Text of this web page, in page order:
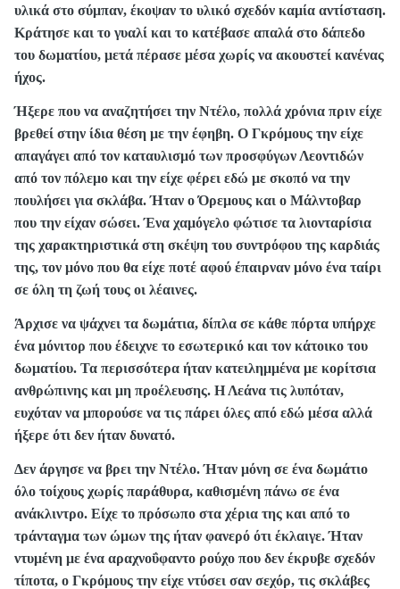
υλικά στο σύμπαν, έκοψαν το υλικό σχεδόν καμία αντίσταση.
Κράτησε και το γυαλί και το κατέβασε απαλά στο δάπεδο
του δωματίου, μετά πέρασε μέσα χωρίς να ακουστεί κανένας
ήχος.
Ήξερε που να αναζητήσει την Ντέλο, πολλά χρόνια πριν είχε
βρεθεί στην ίδια θέση με την έφηβη. Ο Γκρόμους την είχε
απαγάγει από τον καταυλισμό των προσφύγων Λεοντιδών
από τον πόλεμο και την είχε φέρει εδώ με σκοπό να την
πουλήσει για σκλάβα. Ήταν ο Όρεμους και ο Μάλντοβαρ
που την είχαν σώσει. Ένα χαμόγελο φώτισε τα λιονταρίσια
της χαρακτηριστικά στη σκέψη του συντρόφου της καρδιάς
της, τον μόνο που θα είχε ποτέ αφού έπαιρναν μόνο ένα ταίρι
σε όλη τη ζωή τους οι λέαινες.
Άρχισε να ψάχνει τα δωμάτια, δίπλα σε κάθε πόρτα υπήρχε
ένα μόνιτορ που έδειχνε το εσωτερικό και τον κάτοικο του
δωματίου. Τα περισσότερα ήταν κατειλημμένα με κορίτσια
ανθρώπινης και μη προέλευσης. Η Λεάνα τις λυπόταν,
ευχόταν να μπορούσε να τις πάρει όλες από εδώ μέσα αλλά
ήξερε ότι δεν ήταν δυνατό.
Δεν άργησε να βρει την Ντέλο. Ήταν μόνη σε ένα δωμάτιο
όλο τοίχους χωρίς παράθυρα, καθισμένη πάνω σε ένα
ανάκλιντρο. Είχε το πρόσωπο στα χέρια της και από το
τράνταγμα των ώμων της ήταν φανερό ότι έκλαιγε. Ήταν
ντυμένη με ένα αραχνοΰφαντο ρούχο που δεν έκρυβε σχεδόν
τίποτα, ο Γκρόμους την είχε ντύσει σαν σεχόρ, τις σκλάβες